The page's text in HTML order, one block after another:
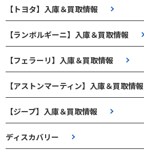
【トヨタ】入庫＆買取情報
【ランボルギーニ】入庫＆買取情報
【フェラーリ】入庫＆買取情報
【アストンマーティン】入庫＆買取情報
【ジープ】入庫＆買取情報
ディスカバリー